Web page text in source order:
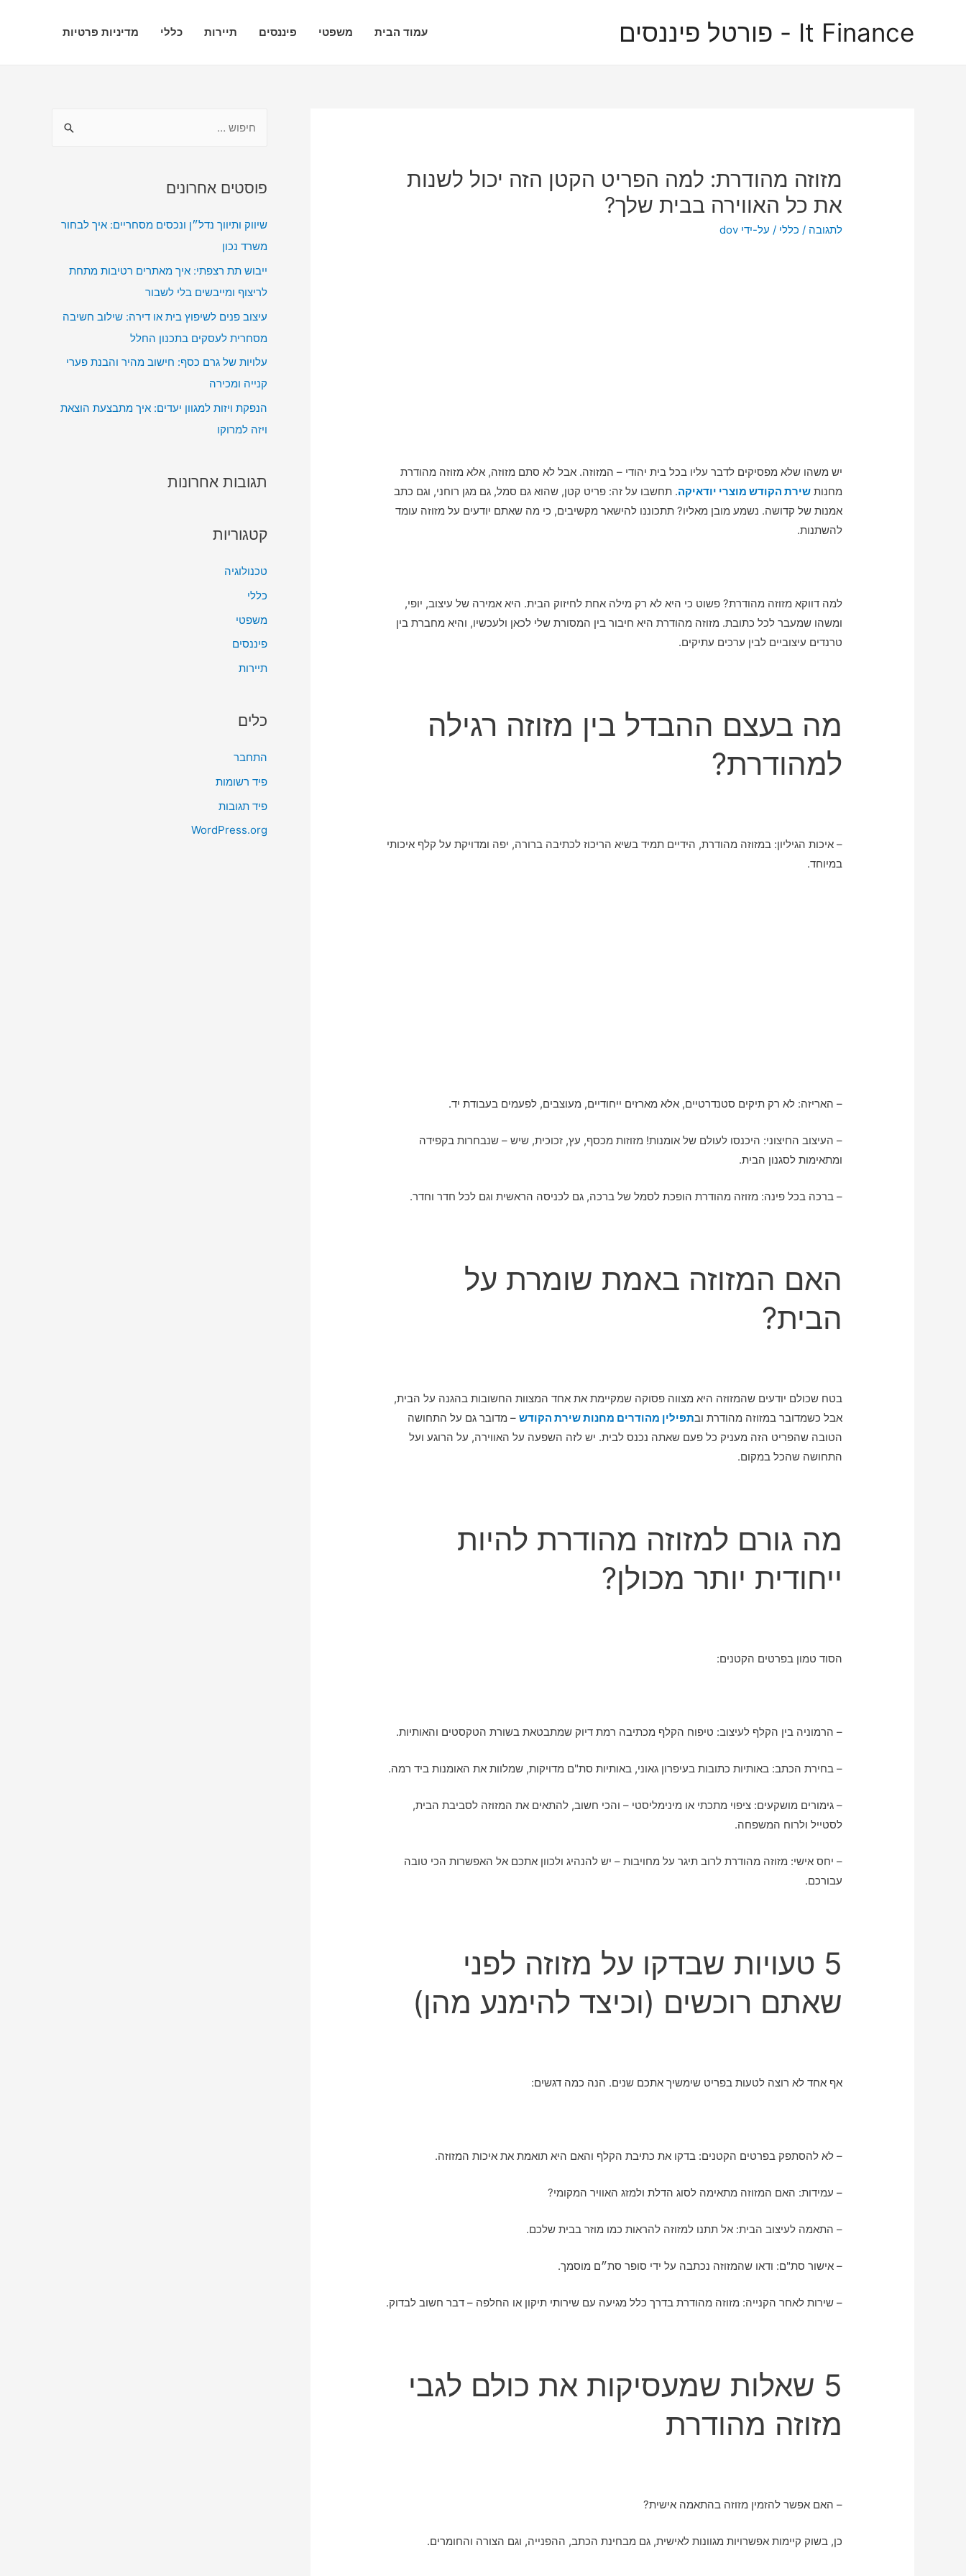
It Finance - פורטל פיננסים עמוד הבית משפטי פיננסים תיירות כללי מדיניות פרטיות
מזוזה מהודרת: למה הפריט הקטן הזה יכול לשנות
את כל האווירה בבית שלך?
לתגובה / כללי / על-ידי dov
יש משהו שלא מפסיקים לדבר עליו בכל בית יהודי – המזוזה. אבל לא סתם מזוזה, אלא מזוזה מהודרת
מחנותשירת הקודש מוצרי יודאיקה. תחשבו על זה: פריט קטן, שהוא גם סמל, גם מגן רוחני, וגם כתב
אמנות של קדושה. נשמע מובן מאליו? תתכוננו להישאר מקשיבים, כי מה שאתם יודעים על מזוזה עומד
להשתנות.
למה דווקא מזוזה מהודרת? פשוט כי היא לא רק מילה אחת לחיזוק הבית. היא אמירה של עיצוב, יופי,
ומשהו שמעבר לכל כתובת. מזוזה מהודרת היא חיבור בין המסורת שלי לכאן ולעכשיו, והיא מחברת בין
טרנדים עיצוביים לבין ערכים עתיקים.
מה בעצם ההבדל בין מזוזה רגילה
למהודרת?
– איכות הגיליון: במזוזה מהודרת, הידיים תמיד בשיא הריכוז לכתיבה ברורה, יפה ומדויקת על קלף איכותי
במיוחד.
– האריזה: לא רק תיקים סטנדרטיים, אלא מארזים ייחודיים, מעוצבים, לפעמים בעבודת יד.
– העיצוב החיצוני: היכנסו לעולם של אומנות! מזוזות מכסף, עץ, זכוכית, שיש – שנבחרות בקפידה
ומתאימות לסגנון הבית.
– ברכה בכל פינה: מזוזה מהודרת הופכת לסמל של ברכה, גם לכניסה הראשית וגם לכל חדר וחדר.
האם המזוזה באמת שומרת על
הבית?
בטח שכולם יודעים שהמזוזה היא מצווה פסוקה שמקיימת את אחד המצוות החשובות בהגנה על הבית,
אבל כשמדובר במזוזה מהודרת ובתפילין מהודרים מחנות שירת הקודש – מדובר גם על התחושה
הטובה שהפריט הזה מעניק כל פעם שאתה נכנס לבית. יש לזה השפעה על האווירה, על הרוגע ועל
התחושה שהכל במקום.
מה גורם למזוזה מהודרת להיות
ייחודית יותר מכולן?
הסוד טמון בפרטים הקטנים:
– הרמוניה בין הקלף לעיצוב: טיפוח הקלף מכתיבה רמת דיוק שמתבטאת בשורת הטקסטים והאותיות.
– בחירת הכתב: באותיות כתובות בעיפרון גאוני, באותיות סת"ם מדויקות, שמלוות את האומנות ביד רמה.
– גימורים מושקעים: ציפוי מתכתי או מינימליסטי – והכי חשוב, להתאים את המזוזה לסביבת הבית,
לסטייל ולרוח המשפחה.
– יחס אישי: מזוזה מהודרת לרוב תיגר על מחויבות – יש להנהיג ולכוון אתכם אל האפשרות הכי טובה
עבורכם.
5 טעויות שבדקו על מזוזה לפני
שאתם רוכשים (וכיצד להימנע מהן)
אף אחד לא רוצה לטעות בפריט שימשיך אתכם שנים. הנה כמה דגשים:
– לא להסתפק בפרטים הקטנים: בדקו את כתיבת הקלף והאם היא תואמת את איכות המזוזה.
– עמידות: האם המזוזה מתאימה לסוג הדלת ולמזג האוויר המקומי?
– התאמה לעיצוב הבית: אל תתנו למזוזה להראות כמו מוזר בבית שלכם.
– אישור סת"ם: ודאו שהמזוזה נכתבה על ידי סופר סת״ם מוסמך.
– שירות לאחר הקנייה: מזוזה מהודרת בדרך כלל מגיעה עם שירותי תיקון או החלפה – דבר חשוב לבדוק.
5 שאלות שמעסיקות את כולם לגבי
מזוזה מהודרת
– האם אפשר להזמין מזוזה בהתאמה אישית?
כן, בשוק קיימות אפשרויות מגוונות לאישית, גם מבחינת הכתב, ההפנייה, וגם הצורה והחומרים.
ו
:
פוסטים אחרונים
שיווק ותיווך נדל״ן ונכסים מסחריים: איך לבחור
משרד נכון
ייבוש תת רצפתי: איך מאתרים רטיבות מתחת
לריצוף ומייבשים בלי לשבור
עיצוב פנים לשיפוץ בית או דירה: שילוב חשיבה
מסחרית לעסקים בתכנון החלל
עלויות של גרם כסף: חישוב מהיר והבנת פערי
קנייה ומכירה
הנפקת ויזות למגוון יעדים: איך מתבצעת הוצאת
ויזה למרוקו
תגובות אחרונות
קטגוריות
טכנולוגיה
כללי
משפטי
פיננסים
תיירות
כלים
התחבר
פיד רשומות
פיד תגובות
WordPress.org